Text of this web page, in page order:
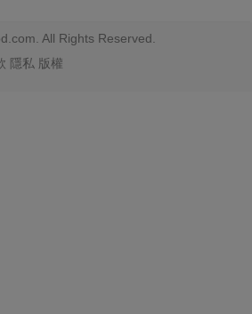
All Rights Reserved.
隱私 版權